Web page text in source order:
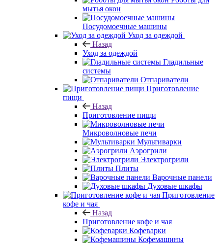
мытья окон
Посудомоечные машины
Уход за одеждой
Назад
Уход за одеждой
Гладильные
системы
Отпариватели
Приготовление
пищи
Назад
Приготовление пищи
Микроволновые печи
Мультиварки
Аэрогрили
Электрогрили
Плиты
Варочные панели
Духовые шкафы
Приготовление
кофе и чая
Назад
Приготовление кофе и чая
Кофеварки
Кофемашины